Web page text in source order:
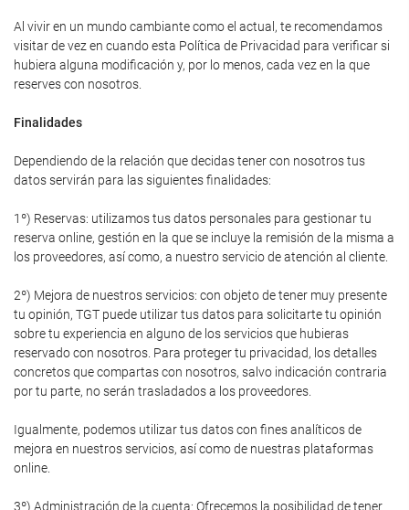
Al vivir en un mundo cambiante como el actual, te recomendamos
visitar de vez en cuando esta Política de Privacidad para verificar si
hubiera alguna modificación y, por lo menos, cada vez en la que
reserves con nosotros.
Finalidades
Dependiendo de la relación que decidas tener con nosotros tus
datos servirán para las siguientes finalidades:
1º) Reservas: utilizamos tus datos personales para gestionar tu
reserva online, gestión en la que se incluye la remisión de la misma a
los proveedores, así como, a nuestro servicio de atención al cliente.
2º) Mejora de nuestros servicios: con objeto de tener muy presente
tu opinión, TGT puede utilizar tus datos para solicitarte tu opinión
sobre tu experiencia en alguno de los servicios que hubieras
reservado con nosotros. Para proteger tu privacidad, los detalles
concretos que compartas con nosotros, salvo indicación contraria
por tu parte, no serán trasladados a los proveedores.
Igualmente, podemos utilizar tus datos con fines analíticos de
mejora en nuestros servicios, así como de nuestras plataformas
online.
3º) Administración de la cuenta: Ofrecemos la posibilidad de tener